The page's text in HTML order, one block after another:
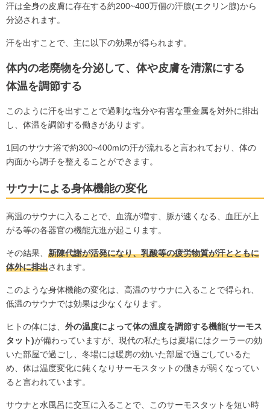
汗は全身の皮膚に存在する約200~400万個の汗腺(エクリン腺)から
分泌されます。
汗を出すことで、主に以下の効果が得られます。
体内の老廃物を分泌して、体や皮膚を清潔にする
体温を調節する
このように汗を出すことで過剰な塩分や有害な重金属を対外に排出
し、体温を調節する働きがあります。
1回のサウナ浴で約300~400mlの汗が流れると言われており、体の
内面から調子を整えることができます。
サウナによる身体機能の変化
高温のサウナに入ることで、血流が増す、脈が速くなる、血圧が上
がる等の各器官の機能亢進が起こります。
その結果、 新陳代謝が活発になり、乳酸等の疲労物質が汗とともに
体外に排出されます。
このような身体機能の変化は、高温のサウナに入ることで得られ、
低温のサウナでは効果は少なくなります。
ヒトの体には、 外の温度によって体の温度を調節する機能(サーモス
タット)が備わっていますが、現代の私たちは夏場にはクーラーの効
いた部屋で過ごし、冬場には暖房の効いた部屋で過ごしているた
め、体は温度変化に鈍くなりサーモスタットの働きが弱くなってい
ると言われています。
サウナと水風呂に交互に入ることで、このサーモスタットを短い時